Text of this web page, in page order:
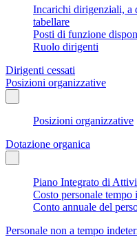
Incarichi dirigenziali, a
tabellare
Posti di funzione
Ruolo dirigenti
Dirigenti cessati
Posizioni organizzative
Posizioni organizzative
Dotazione organica
Piano Integrato di
Costo personale tempo
Conto annuale del
Personale non a tempo